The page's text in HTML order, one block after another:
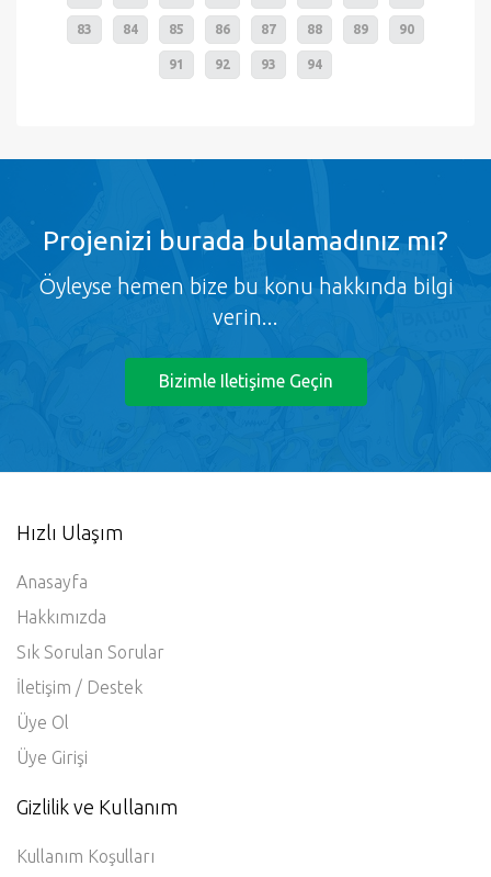
83 84 85 86 87 88 89 90
91 92 93 94
Projenizi burada bulamadınız mı?
Öyleyse hemen bize bu konu hakkında bilgi
verin...
Bizimle Iletişime Geçin
Hızlı Ulaşım
Anasayfa
Hakkımızda
Sık Sorulan Sorular
İletişim / Destek
Üye Ol
Üye Girişi
Gizlilik ve Kullanım
Kullanım Koşulları